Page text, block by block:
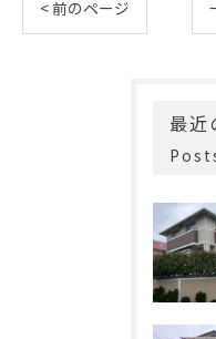
< 前のページ
最近